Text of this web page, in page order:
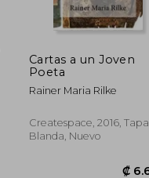
Cartas a un Joven
Poeta
Rainer Maria Rilke
Createspace, 2016, Tapa
Blanda, Nuevo